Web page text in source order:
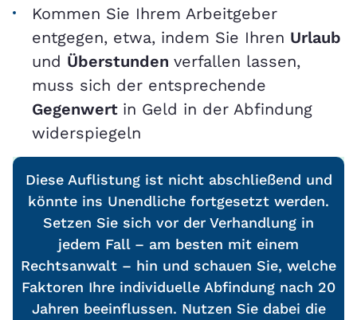
Kommen Sie Ihrem Arbeitgeber
entgegen, etwa, indem Sie Ihren Urlaub
und Überstunden verfallen lassen,
muss sich der entsprechende
Gegenwert in Geld in der Abfindung
widerspiegeln
Diese Auflistung ist nicht abschließend und
könnte ins Unendliche fortgesetzt werden.
Setzen Sie sich vor der Verhandlung in
jedem Fall – am besten mit einem
Rechtsanwalt – hin und schauen Sie, welche
Faktoren Ihre individuelle Abfindung nach 20
Jahren beeinflussen. Nutzen Sie dabei die